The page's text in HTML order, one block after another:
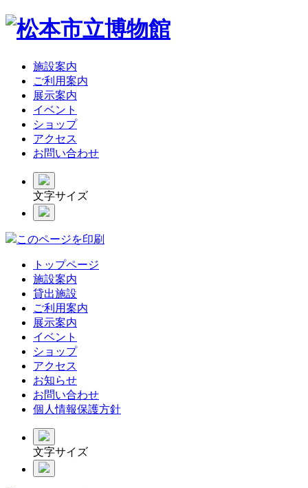
施設案内
ご利用案内
展示案内
イベント
ショップ
アクセス
お問い合わせ
文字サイズ
このページを印刷
トップページ
施設案内
貸出施設
ご利用案内
展示案内
イベント
ショップ
アクセス
お知らせ
お問い合わせ
個人情報保護方針
文字サイズ